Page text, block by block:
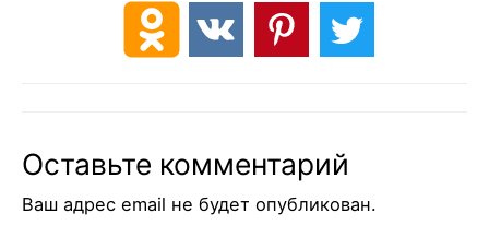
Оставьте комментарий
Ваш адрес email не будет опубликован.